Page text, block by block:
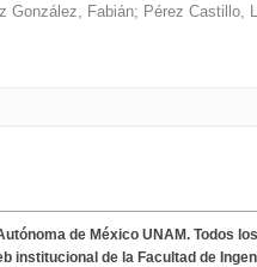
González, Fabián; Pérez Castillo,
de México UNAM. Todos
institucional de la Facultad de